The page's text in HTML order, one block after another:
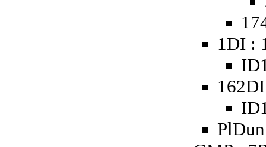
1DI :